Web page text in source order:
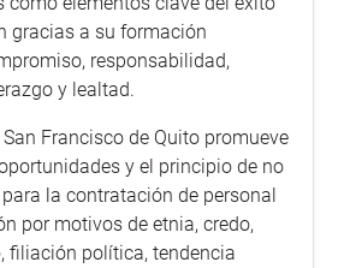
gracias a su formación
responsabilidad,
y lealtad.
Francisco de Quito promueve
y el principio de no
la contratación de personal
por motivos de etnia, credo,
filiación política, tendencia